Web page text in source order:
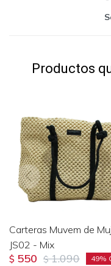
Productos
Carteras Muvem de
JS02 - Mix
$ 550 $ 1.090 49